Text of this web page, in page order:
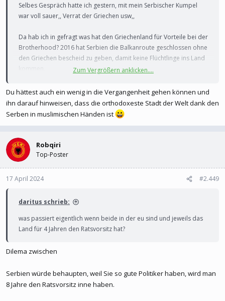
Selbes Gespräch hatte ich gestern, mit mein Serbischer Kumpel
war voll sauer,, Verrat der Griechen usw,,
Da hab ich in gefragt was hat den Griechenland für Vorteile bei der
Brotherhood? 2016 hat Serbien die Balkanroute geschlossen ohne
den Griechen bescheid zu geben, damit keine Flüchtlinge ins Land
kommen.
erste Land das voll und ganz auf der Seite von Nord-Mazedonien
war.
Die antowort war,, Bei einem Krieg würde Serbien helfen, die
Zum Vergrößern anklicken....
Du hättest auch ein wenig in die Vergangenheit gehen können und
ihn darauf hinweisen, dass die orthodoxeste Stadt der Welt dank den
Serben in muslimischen Händen ist
Robqiri
Top-Poster
17 April 2024 #2.449
daritus schrieb:
was passiert eigentlich wenn beide in der eu sind und jeweils das
Land für 4 Jahren den Ratsvorsitz hat?
Dilema zwischen
Serbien würde behaupten, weil Sie so gute Politiker haben, wird man
8 Jahre den Ratsvorsitz inne haben.